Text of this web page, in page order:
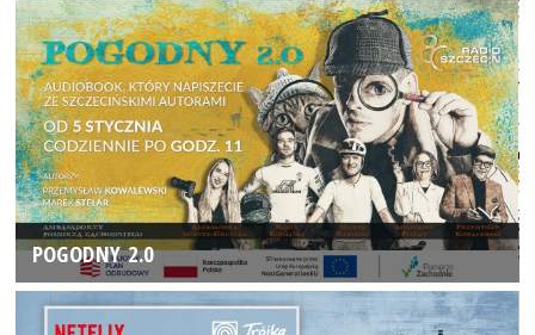
POGODNY 2.0